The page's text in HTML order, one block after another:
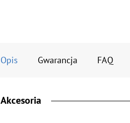
Opis Gwarancja FAQ
Akcesoria